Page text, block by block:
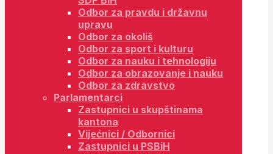
Odbor za pravdu i državnu
upravu
Odbor za okoliš
Odbor za sport i kulturu
Odbor za nauku i tehnologiju
Odbor za obrazovanje i nauku
Odbor za zdravstvo
Parlamentarci
Zastupnici u skupštinama
kantona
Vijećnici / Odbornici
Zastupnici u PSBiH